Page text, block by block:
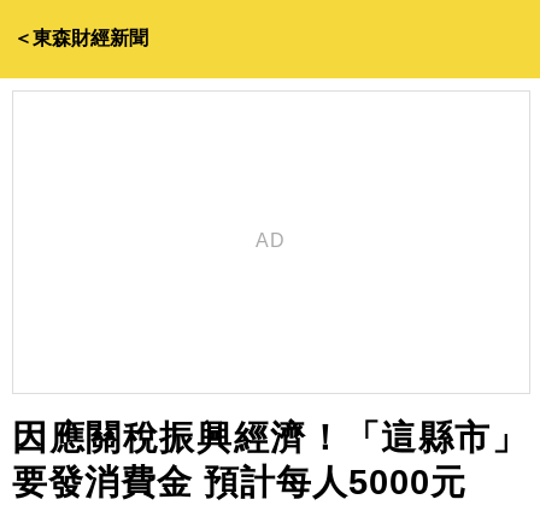
＜東森財經新聞
因應關稅振興經濟！「這縣市」
要發消費金 預計每人5000元